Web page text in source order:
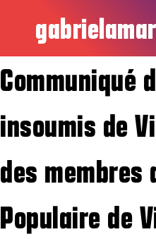
Communiqué
insoumis de
des membres
Populaire de